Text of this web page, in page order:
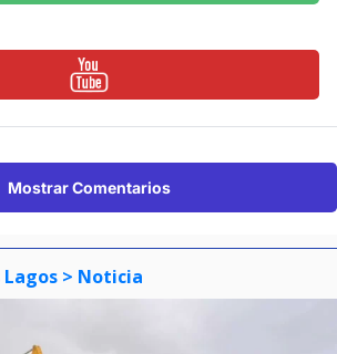
Mostrar Comentarios
Lagos > Noticia